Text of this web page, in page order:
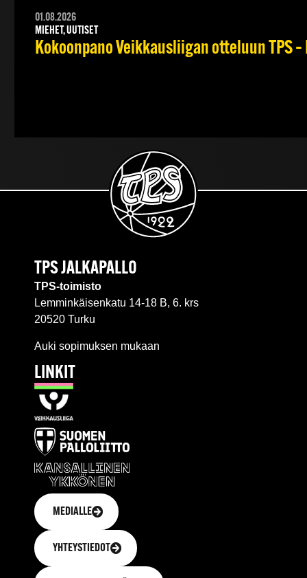
01.08.2026
MIEHET, UUTISET
Kokoonpano Veikkausliigan otteluun TPS
TPS JALKAPALLO
TPS-toimisto
Lemminkäisenkatu 14-18 B, 6. krs
20520 Turku
Auki sopimuksen mukaan
LINKIT
MEDIALLE
YHTEYSTIEDOT